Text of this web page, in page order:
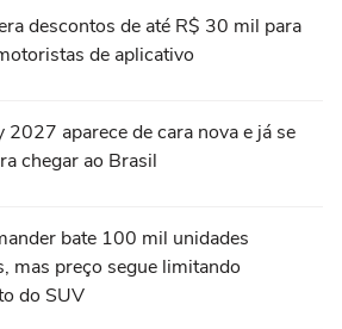
descontos de até R$ 30 mil para
de aplicativo
2027 aparece de cara nova e já se
chegar ao Brasil
bate 100 mil unidades
mas preço segue limitando
do SUV